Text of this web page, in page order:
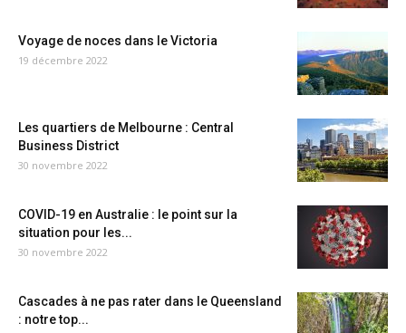
Voyage de noces dans le Victoria
19 décembre 2022
Les quartiers de Melbourne : Central
Business District
30 novembre 2022
COVID-19 en Australie : le point sur la
situation pour les...
30 novembre 2022
Cascades à ne pas rater dans le Queensland
: notre top...